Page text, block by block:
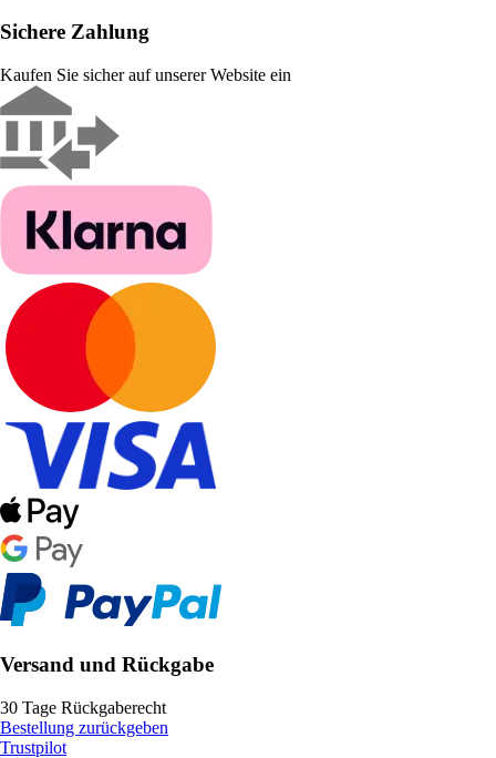
Sichere Zahlung
Kaufen Sie sicher auf unserer Website ein
Versand und Rückgabe
30 Tage Rückgaberecht
Bestellung zurückgeben
Trustpilot